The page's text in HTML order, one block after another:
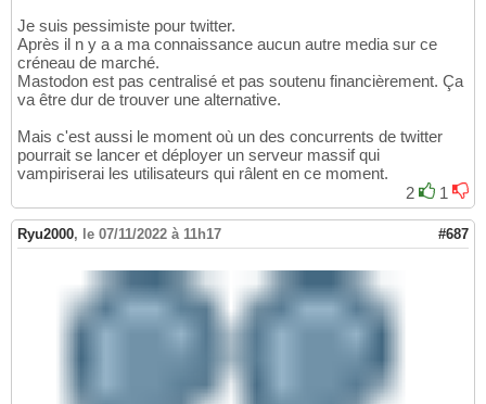
Je suis pessimiste pour twitter.
Après il n y a a ma connaissance aucun autre media sur ce
créneau de marché.
Mastodon est pas centralisé et pas soutenu financièrement. Ça
va être dur de trouver une alternative.
Mais c'est aussi le moment où un des concurrents de twitter
pourrait se lancer et déployer un serveur massif qui
vampiriserai les utilisateurs qui râlent en ce moment.
2
1
Ryu2000, le 07/11/2022 à 11h17 #687